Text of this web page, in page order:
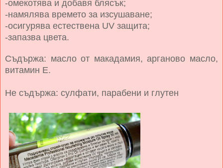
-омекотява и добавя блясък;
-намялява времето за изсушаване;
-осигурява естествена UV защита;
-запазва цвета.
Съдържа: масло от макадамия, арганово масло,
витамин Е.
Не съдържа: сулфати, парабени и глутен